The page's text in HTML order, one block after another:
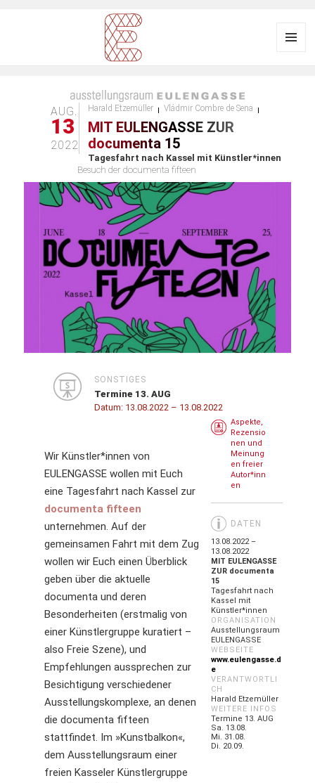
EULENGASSE
AUG.
13
2022
Harald Etzemüller Vládmir Combre de Sena
MIT EULENGASSE ZUR
documenta 15
Tagesfahrt nach Kassel mit Künstler*innen
Besuch der documenta fifteen
SONSTIGES
Termine 13. AUG
Datum: 13.08.2022 – 13.08.2022
Aspekte,
Rezensio
nen und
Meinung
en freier
Autor*inn
en
DATEN
13.08.2022 –
13.08.2022
MIT EULENGASSE
ZUR documenta
15
Tagesfahrt nach
Kassel mit
Künstler*innen
ORGANISATION
Ausstellungsraum
EULENGASSE
WEBSEITE
www.eulengasse.d
e
VERANTWORTLI
CH
Harald Etzemüller
WEITERE INFOS
Termine 13. AUG
Sa. 13.08.
Mi. 31.08.
Di. 20.09.
Wir Künstler*innen von
EULENGASSE wollen mit Euch
eine Tagesfahrt nach Kassel zur
documenta fifteen
unternehmen. Auf der
gemeinsamen Fahrt mit dem Zug
wollen wir Euch einen Überblick
geben über die aktuelle
documenta und deren
Besonderheiten (erstmalig von
einer Künstlergruppe kuratiert –
also Freie Szene), und
Empfehlungen aussprechen zur
Besichtigung verschiedener
Ausstellungskomplexe, an denen
die documenta fifteen
stattfindet. Im »Kunstbalkon«,
dem Ausstellungsraum einer
freien Kasseler Künstlergruppe